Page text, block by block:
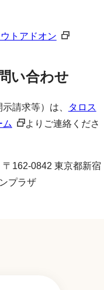
トアドオン
い合わせ
請求等）は、
タロス
ム
よりご連絡くださ
162-0842 東京都新宿
プラザ